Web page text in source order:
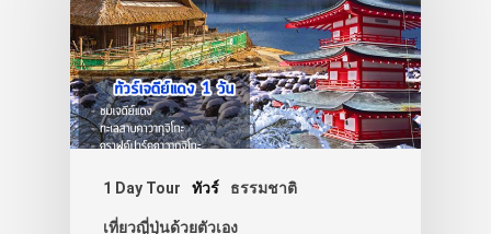
1 Day Tour ทัวร์ ธรรมชาติ
เที่ยวญี่ปุ่นด้วยตัวเอง